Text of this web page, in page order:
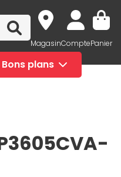
MagasinComptePanier
plans